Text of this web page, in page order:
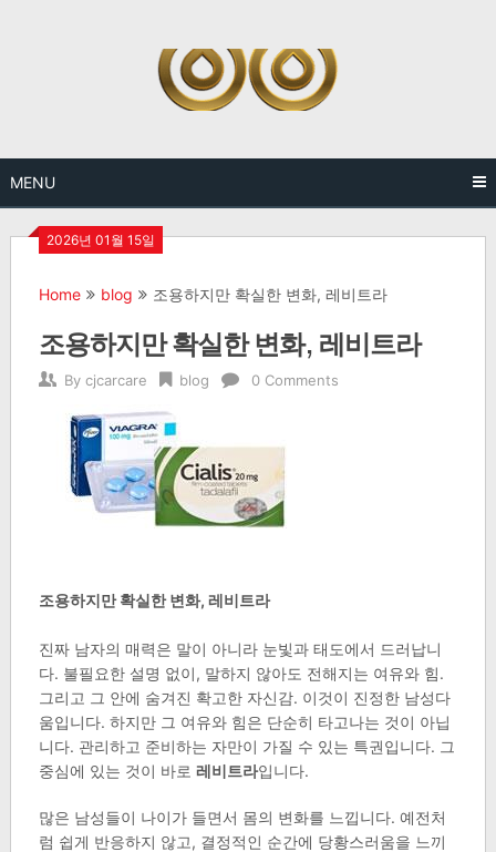
MENU
2026년 01월 15일
Home blog 조용하지만 확실한 변화, 레비트라
조용하지만 확실한 변화, 레비트라
By cjcarcare blog 0 Comments
조용하지만 확실한 변화, 레비트라
진짜 남자의 매력은 말이 아니라 눈빛과 태도에서 드러납니
다. 불필요한 설명 없이, 말하지 않아도 전해지는 여유와 힘.
그리고 그 안에 숨겨진 확고한 자신감. 이것이 진정한 남성다
움입니다. 하지만 그 여유와 힘은 단순히 타고나는 것이 아닙
니다. 관리하고 준비하는 자만이 가질 수 있는 특권입니다. 그
중심에 있는 것이 바로 레비트라입니다.
많은 남성들이 나이가 들면서 몸의 변화를 느낍니다. 예전처
럼 쉽게 반응하지 않고, 결정적인 순간에 당황스러움을 느끼